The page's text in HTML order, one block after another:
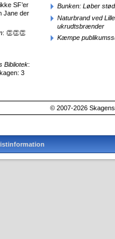
SF’er
Jane der
: 👏👏👏
Bibliotek:
3
Bunken: Løber
Naturbrand ved
ukrudtsbrænder
Kæmpe
© 2007-2026